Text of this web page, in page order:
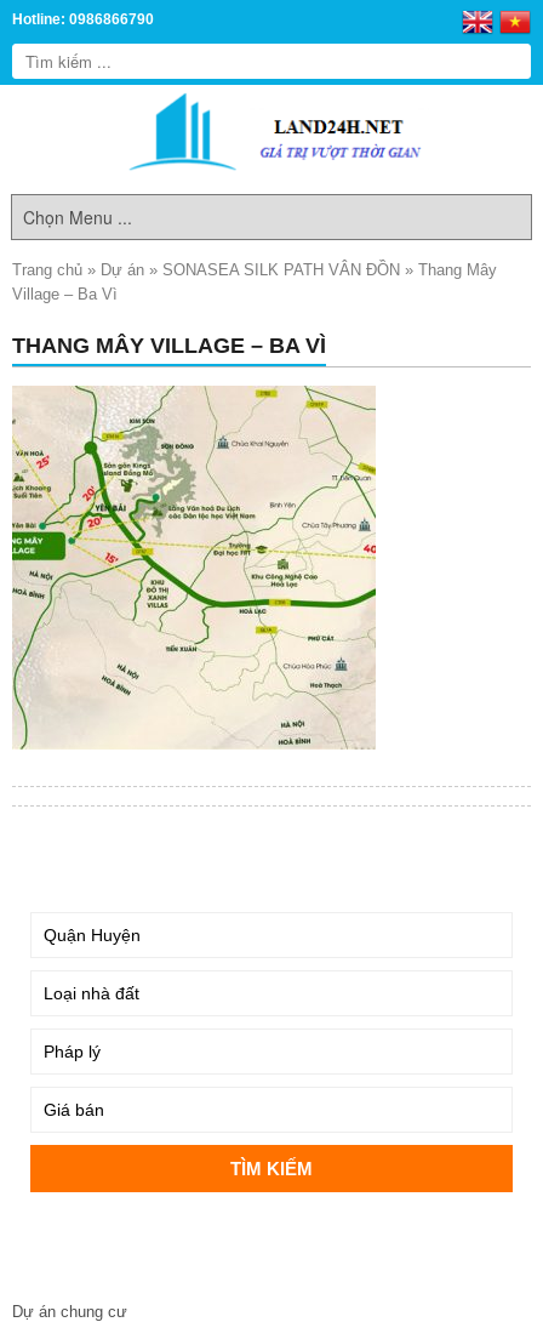
Hotline: 0986866790
Trang chủ » Dự án » SONASEA SILK PATH VÂN ĐỒN » Thang Mây
Village – Ba Vì
THANG MÂY VILLAGE – BA VÌ
Dự án chung cư